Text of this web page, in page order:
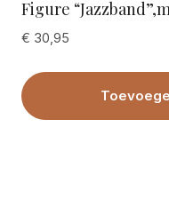
Figure
€ 30,95